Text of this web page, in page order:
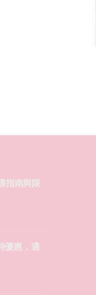
指南與限
優惠，適